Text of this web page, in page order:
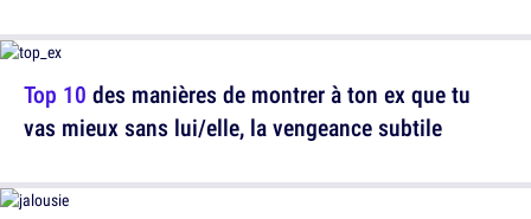
Top 10 des manières de montrer à ton ex que tu
vas mieux sans lui/elle, la vengeance subtile